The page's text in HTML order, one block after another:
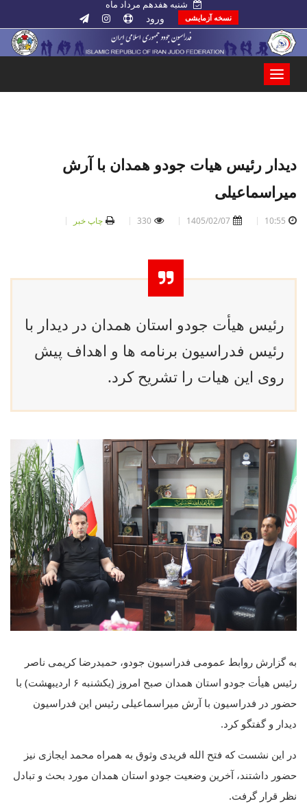
شنبه هفدهم مرداد ماه
نسخه آزمایشی ورود
دیدار رئیس هیات جودو همدان با آرش
میراسماعیلی
10:55
1405/02/07
330 چاپ خبر
رئیس هیأت جودو استان همدان در دیدار با
رئیس فدراسیون برنامه ها و اهداف پیش
روی این هیات را تشریح کرد.
به گزارش روابط عمومی فدراسیون جودو، حمیدرضا کریمی ناصر
رئیس هیأت جودو استان همدان صبح امروز (یکشنبه ۶ اردیبهشت) با
حضور در فدراسیون با آرش میراسماعیلی رئیس این فدراسیون
دیدار و گفتگو کرد.
در این نشست که فتح الله فریدی وثوق به همراه محمد ایجازی نیز
حضور داشتند، آخرین وضعیت جودو استان همدان مورد بحث و تبادل
نظر قرار گرفت.